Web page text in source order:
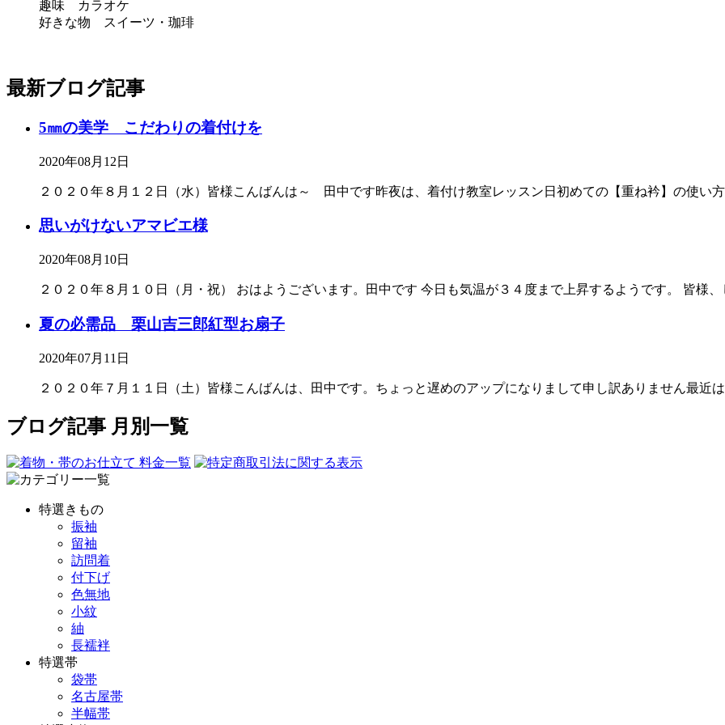
趣味 カラオケ
好きな物 スイーツ・珈琲
最新ブログ記事
5㎜の美学 こだわりの着付けを
2020年08月12日
２０２０年８月１２日（水）皆様こんばんは～ 田中です昨夜は、着付け教室レッスン日初めての【重ね衿】の使い
思いがけないアマビエ様
2020年08月10日
２０２０年８月１０日（月・祝） おはようございます。田中です 今日も気温が３４度まで上昇するようです。 皆様、
夏の必需品 栗山吉三郎紅型お扇子
2020年07月11日
２０２０年７月１１日（土）皆様こんばんは、田中です。ちょっと遅めのアップになりまして申し訳ありません最近
ブログ記事 月別一覧
特選きもの
振袖
留袖
訪問着
付下げ
色無地
小紋
紬
長襦袢
特選帯
袋帯
名古屋帯
半幅帯